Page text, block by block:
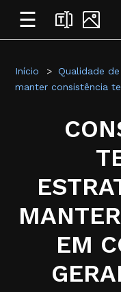
☰
Início Qualidade
manter consistência
EM